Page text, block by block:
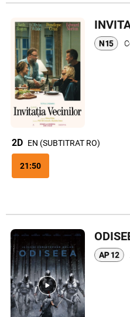
2D EN (SUBTITRAT RO)
21:50